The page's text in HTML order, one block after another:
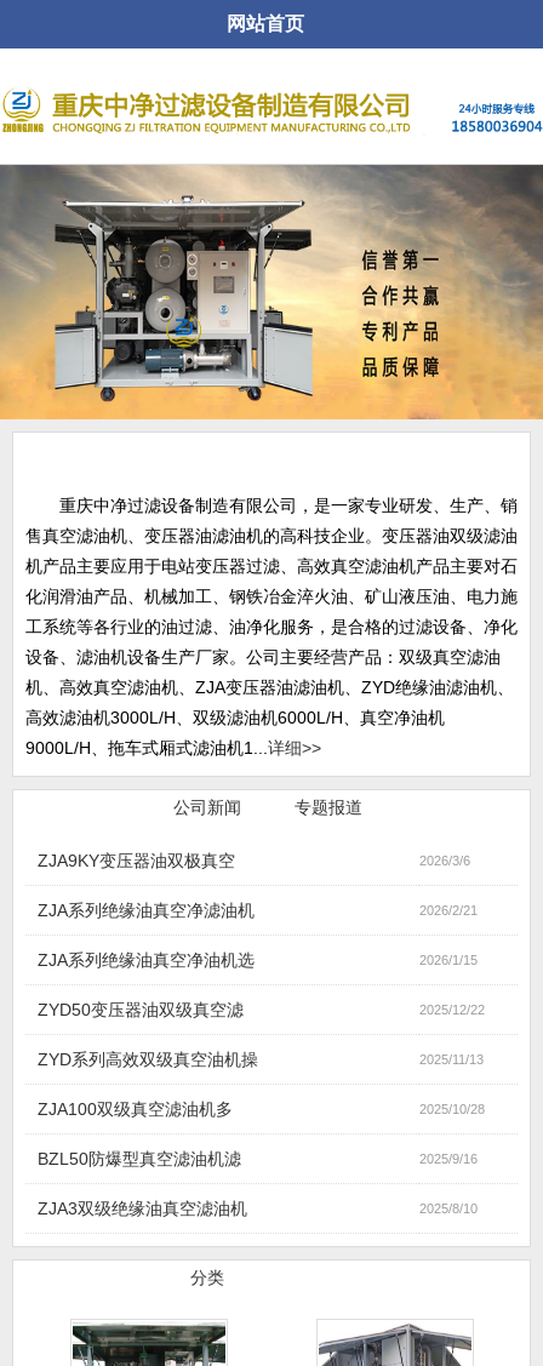
网站首页
重庆中净过滤设备制造有限公司，是一家专业研发、生产、销
售真空滤油机、变压器油滤油机的高科技企业。变压器油双级滤油
机产品主要应用于电站变压器过滤、高效真空滤油机产品主要对石
化润滑油产品、机械加工、钢铁冶金淬火油、矿山液压油、电力施
工系统等各行业的油过滤、油净化服务，是合格的过滤设备、净化
设备、滤油机设备生产厂家。公司主要经营产品：双级真空滤油
机、高效真空滤油机、ZJA变压器油滤油机、ZYD绝缘油滤油机、
高效滤油机3000L/H、双级滤油机6000L/H、真空净油机
9000L/H、拖车式厢式滤油机1... 详细>>
公司新闻 专题报道
ZJA9KY变压器油双极真空 2026/3/6
ZJA系列绝缘油真空净滤油机 2026/2/21
ZJA系列绝缘油真空净油机选 2026/1/15
ZYD50变压器油双级真空滤 2025/12/22
ZYD系列高效双级真空油机操 2025/11/13
ZJA100双级真空滤油机多 2025/10/28
BZL50防爆型真空滤油机滤 2025/9/16
ZJA3双级绝缘油真空滤油机 2025/8/10
分类